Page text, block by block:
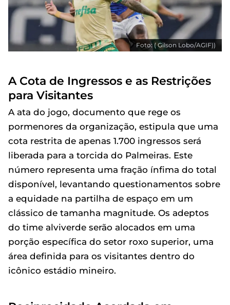
Foto: ( Gilson Lobo/AGIF))
A Cota de Ingressos e as Restrições
para Visitantes
A ata do jogo, documento que rege os
pormenores da organização, estipula que uma
cota restrita de apenas 1.700 ingressos será
liberada para a torcida do Palmeiras. Este
número representa uma fração ínfima do total
disponível, levantando questionamentos sobre
a equidade na partilha de espaço em um
clássico de tamanha magnitude. Os adeptos
do time alviverde serão alocados em uma
porção específica do setor roxo superior, uma
área definida para os visitantes dentro do
icônico estádio mineiro.